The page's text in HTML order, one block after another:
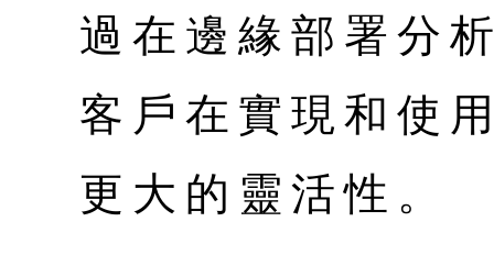
過在邊緣部署分
客戶在實現和使
更大的靈活性。